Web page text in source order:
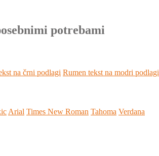
potrebami
na črni podlagi Rumen tekst na modri podlagi
Arial Times New Roman Tahoma Verdana